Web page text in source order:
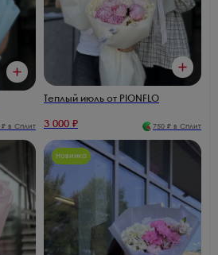
₽ в Сплит
Теплый июль от PIONFLO
3 000 ₽ 750 ₽ в Сплит
Новинка